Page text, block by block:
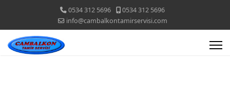
0534 312 5696
0534 312 5696
info@cambalkontamirservisi.com